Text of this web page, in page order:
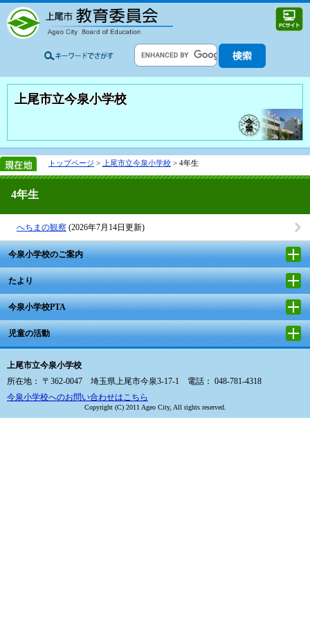
上尾市立今泉小学校
トップページ > 上尾市立今泉小学校 > 4年生
4年生
へちまの観察 (2026年7月14日更新)
今泉小学校のご案内
たより
今泉小学校PTA
児童の活動
上尾市立今泉小学校
所在地： 〒362-0047 埼玉県上尾市今泉3-17-1 電話： 048-781-4318
今泉小学校へのお問い合わせはこちら
Copyright (C) 2011 Ageo City, All rights reserved.